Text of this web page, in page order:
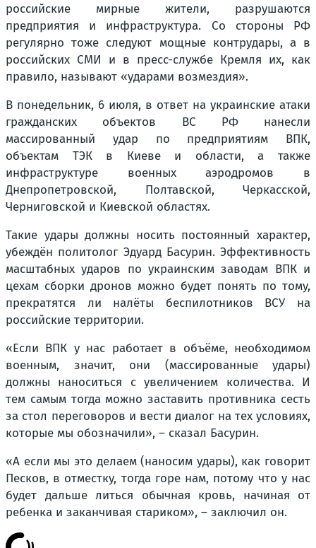
российские мирные жители, разрушаются
предприятия и инфраструктура. Со стороны РФ
регулярно тоже следуют мощные контрудары, а в
российских СМИ и в пресс-службе Кремля их, как
правило, называют «ударами возмездия».
В понедельник, 6 июля, в ответ на украинские атаки
гражданских объектов ВС РФ нанесли
массированный удар по предприятиям ВПК,
объектам ТЭК в Киеве и области, а также
инфраструктуре военных аэродромов в
Днепропетровской, Полтавской, Черкасской,
Черниговской и Киевской областях.
Такие удары должны носить постоянный характер,
убеждён политолог Эдуард Басурин. Эффективность
масштабных ударов по украинским заводам ВПК и
цехам сборки дронов можно будет понять по тому,
прекратятся ли налёты беспилотников ВСУ на
российские территории.
«Если ВПК у нас работает в объёме, необходимом
военным, значит, они (массированные удары)
должны наноситься с увеличением количества. И
тем самым тогда можно заставить противника сесть
за стол переговоров и вести диалог на тех условиях,
которые мы обозначили», – сказал Басурин.
«А если мы это делаем (наносим удары), как говорит
Песков, в отместку, тогда горе нам, потому что у нас
будет дальше литься обычная кровь, начиная от
ребенка и заканчивая стариком», – заключил он.